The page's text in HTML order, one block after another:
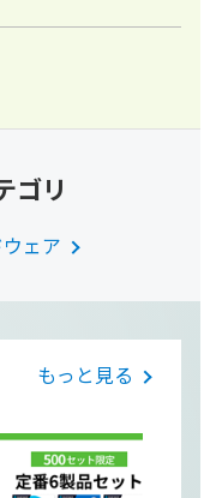
ゴリ
ェア
もっと見る